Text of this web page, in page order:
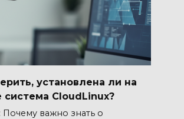
установлена ли на
система CloudLinux?
важно знать о